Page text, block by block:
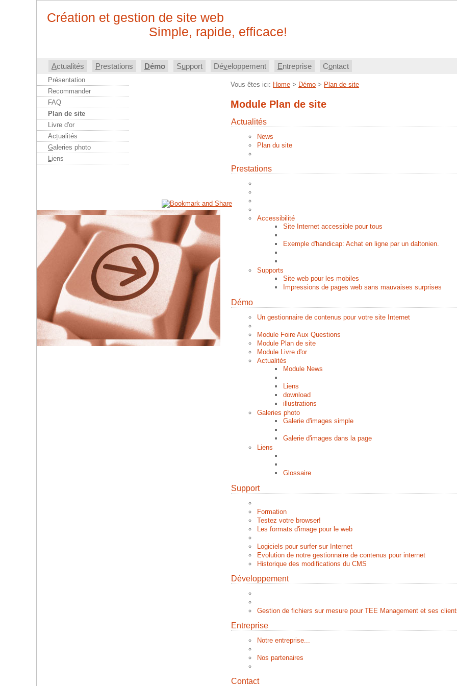
Actualités Prestations Démo
Présentation
Recommander
FAQ
Plan de site
Livre d'or
Actualités
Galeries photo
Liens
Support Développement Entreprise Contact
Vous êtes ici: Home > Démo > Plan de site
Module Plan de site
Actualités
News
Plan du site
Prestations
Accessibilité
Site Internet accessible pour tous
Exemple d'handicap: Achat en ligne par un daltonien.
Supports
Site web pour les mobiles
Impressions de pages web sans mauvaises surprises
Démo
Un gestionnaire de contenus pour votre site Internet
Module Foire Aux Questions
Module Plan de site
Module Livre d'or
Actualités
Module News
Liens
download
illustrations
Galeries photo
Galerie d'images simple
Galerie d'images dans la page
Liens
Glossaire
Support
Formation
Testez votre browser!
Les formats d'image pour le web
Logiciels pour surfer sur Internet
Evolution de notre gestionnaire de contenus pour internet
Historique des modifications du CMS
Développement
Gestion de fichiers sur mesure pour TEE Management et ses
Entreprise
Notre entreprise...
Nos partenaires
Contact
Création et gestion de site web
Simple, rapide, efficace!